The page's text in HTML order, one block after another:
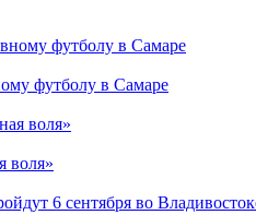
футболу в Самаре
воля»